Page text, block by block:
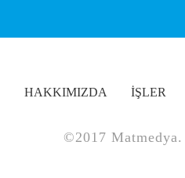
HAKKIMIZDA İŞLER
©2017 Matmedya.